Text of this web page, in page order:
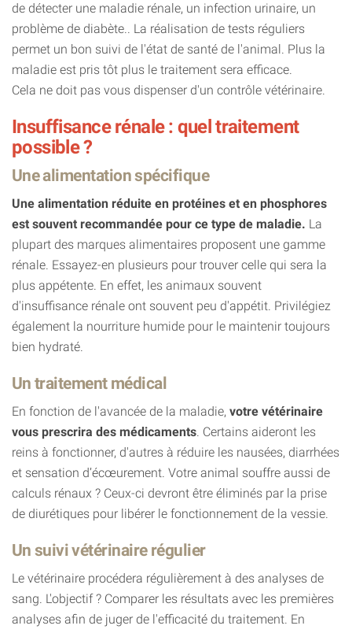
de détecter une maladie rénale, un infection urinaire, un
problème de diabète.. La réalisation de tests réguliers
permet un bon suivi de l'état de santé de l'animal. Plus la
maladie est pris tôt plus le traitement sera efficace.
Cela ne doit pas vous dispenser d'un contrôle vétérinaire.
Insuffisance rénale : quel traitement
possible ?
Une alimentation spécifique
Une alimentation réduite en protéines et en phosphores
est souvent recommandée pour ce type de maladie. La
plupart des marques alimentaires proposent une gamme
rénale. Essayez-en plusieurs pour trouver celle qui sera la
plus appétente. En effet, les animaux souvent
d'insuffisance rénale ont souvent peu d'appétit. Privilégiez
également la nourriture humide pour le maintenir toujours
bien hydraté.
Un traitement médical
En fonction de l'avancée de la maladie, votre vétérinaire
vous prescrira des médicaments. Certains aideront les
reins à fonctionner, d'autres à réduire les nausées, diarrhées
et sensation d’écœurement. Votre animal souffre aussi de
calculs rénaux ? Ceux-ci devront être éliminés par la prise
de diurétiques pour libérer le fonctionnement de la vessie.
Un suivi vétérinaire régulier
Le vétérinaire procédera régulièrement à des analyses de
sang. L'objectif ? Comparer les résultats avec les premières
analyses afin de juger de l'efficacité du traitement. En